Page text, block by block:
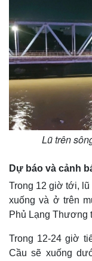
Lũ trên
Dự báo và cảnh
Trong 12 giờ tới, lũ
xuống và ở trên
Phủ Lạng Thương
Trong 12-24 giờ
Cầu sẽ xuống